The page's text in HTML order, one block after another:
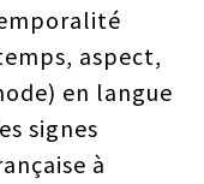
aspect,
en langue
signes
à